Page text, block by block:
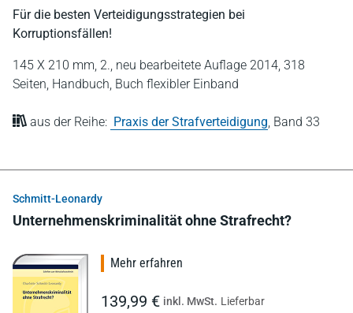
Für die besten Verteidigungsstrategien bei
Korruptionsfällen!
145 X 210 mm, 2., neu bearbeitete Auflage 2014, 318
Seiten, Handbuch, Buch flexibler Einband
aus der Reihe: Praxis der Strafverteidigung Band 33
Schmitt-Leonardy
Unternehmenskriminalität ohne Strafrecht?
Mehr erfahren
139,99 € inkl. MwSt. Lieferbar